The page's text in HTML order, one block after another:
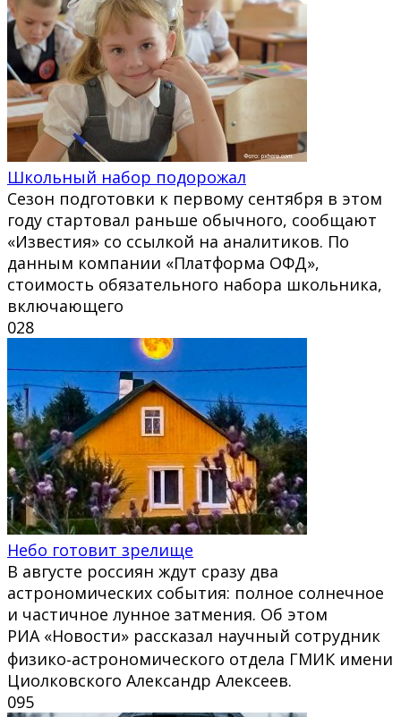
Школьный набор подорожал
Сезон подготовки к первому сентября в этом
году стартовал раньше обычного, сообщают
«Известия» со ссылкой на аналитиков. По
данным компании «Платформа ОФД»,
стоимость обязательного набора школьника,
включающего
028
Небо готовит зрелище
В августе россиян ждут сразу два
астрономических события: полное солнечное
и частичное лунное затмения. Об этом
РИА «Новости» рассказал научный сотрудник
физико‑астрономического отдела ГМИК имени
Циолковского Александр Алексеев.
095